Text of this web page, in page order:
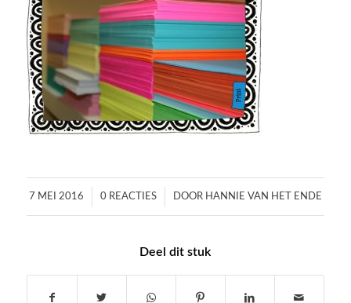
7 MEI 2016
/ 0 REACTIES
/ DOOR HANNIE VAN HET ENDE
Deel dit stuk